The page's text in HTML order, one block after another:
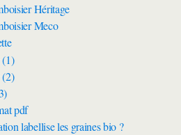
Héritage
Meco
pdf
labellise les graines bio ?